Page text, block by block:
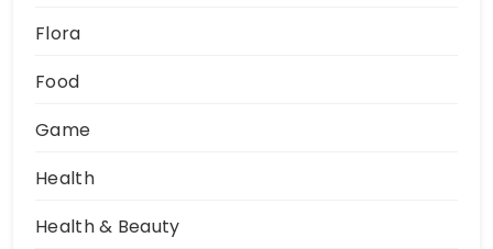
Flora
Food
Game
Health
Health & Beauty